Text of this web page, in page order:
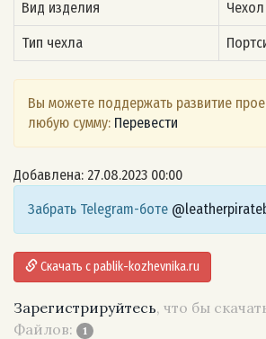
Вид изделия Чехол
Тип чехла
Вы можете поддержать развитие
любую сумму: Перевести
Добавлена: 27.08.2023 00:00
Забрать Telegram-боте
Скачать с pablik-kozhevnika.ru
Зарегистрируйтесь, что бы
Файлов:
1